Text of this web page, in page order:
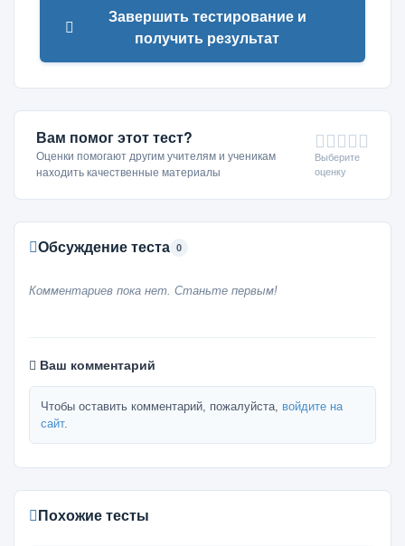
Завершить тестирование и
получить результат
Вам помог этот тест?
Оценки помогают другим учителям и ученикам
находить качественные материалы
Выберите
оценку
Обсуждение теста 0
Комментариев пока нет. Станьте первым!
Ваш комментарий
Чтобы оставить комментарий, пожалуйста, войдите на
сайт.
Похожие тесты